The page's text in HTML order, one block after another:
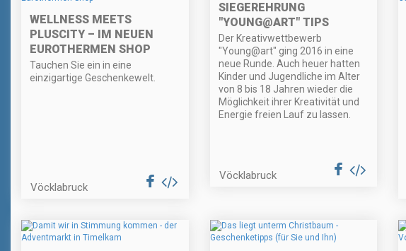
WELLNESS MEETS
PLUSCITY – IM NEUEN
EUROTHERMEN SHOP
Tauchen Sie ein in eine
einzigartige Geschenkewelt.
Vöcklabruck
SIEGEREHRUNG
"YOUNG@ART" TIPS
Der Kreativwettbewerb
"Young@art" ging 2016 in eine
neue Runde. Auch heuer hatten
Kinder und Jugendliche im Alter
von 8 bis 18 Jahren wieder die
Möglichkeit ihrer Kreativität und
Energie freien Lauf zu lassen.
Vöcklabruck